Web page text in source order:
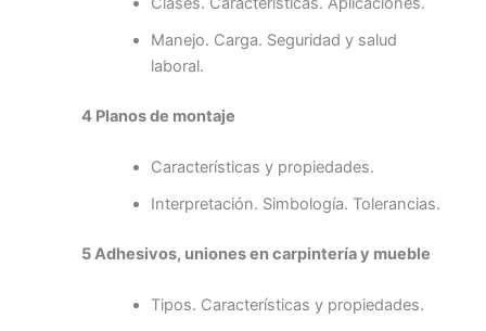
Manejo. Carga. Seguridad y salud
laboral.
4 Planos de montaje
Características y propiedades.
Interpretación. Simbología. Tolerancias.
5 Adhesivos, uniones en carpintería y mueble
Tipos. Características y propiedades.